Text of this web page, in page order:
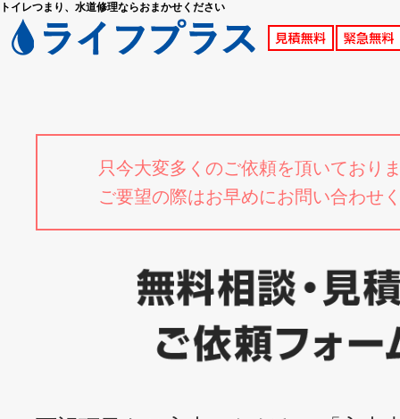
トイレつまり、水道修理ならおまかせください
只今大変多くのご依頼を頂いており
ご要望の際はお早めにお問い合わせ